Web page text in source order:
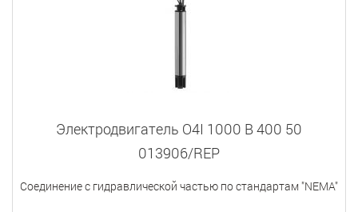
Электродвигатель O4I 1000 B 400 50
013906/REP
Соединение с гидравлической частью по стандартам "NEMA"